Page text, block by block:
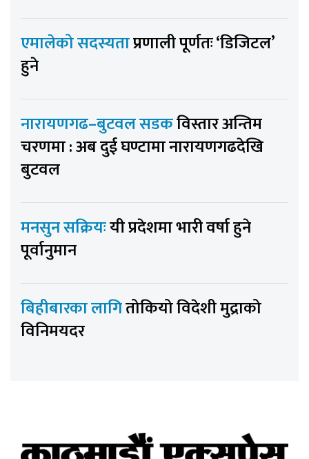
एमालेको सदस्यताप्रणाली पूर्णतः ‘डिजिटल’
हुने
नारायणगढ–बुटवल सडकविस्तार अन्तिम
चरणमा : अब दुई घण्टामा नारायणगढदेखि
बुटवल
मनसुन सक्रियःयी प्रदेशमा भारी वर्षा हुने
पूर्वानुमान
बिहीबारका लागितोकियो विदेशी मुद्राको
विनिमयदर